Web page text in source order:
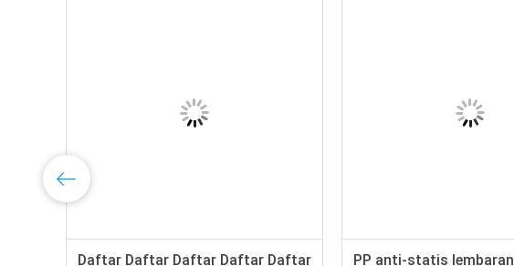
Daftar Daftar Daftar Daftar Daftar PP anti-statis lembaran